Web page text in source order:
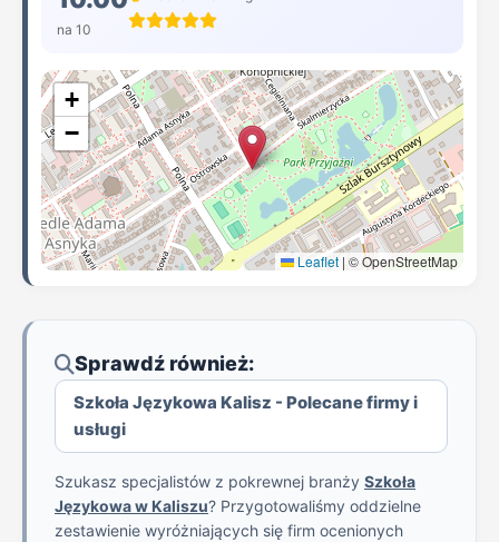
na 10
+
−
Leaflet | © OpenStreetMap
Sprawdź również:
Szkoła Językowa Kalisz - Polecane firmy i
usługi
Szukasz specjalistów z pokrewnej branży Szkoła
Językowa w Kaliszu? Przygotowaliśmy oddzielne
zestawienie wyróżniających się firm ocenionych